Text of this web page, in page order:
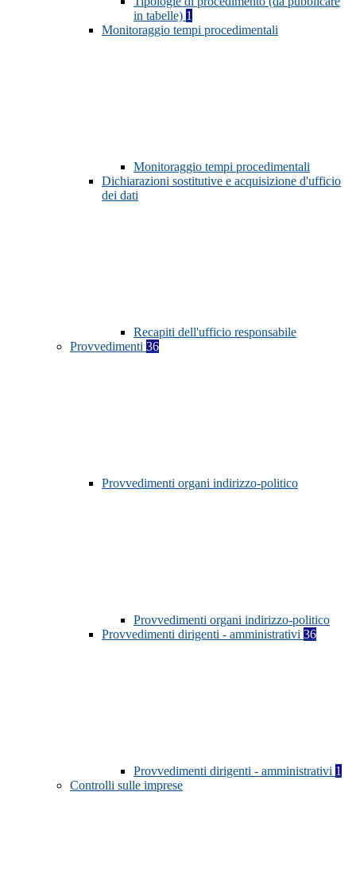
in tabelle) 1
Monitoraggio tempi procedimentali
Monitoraggio tempi procedimentali
Dichiarazioni sostitutive e acquisizione d'ufficio
dei dati
Recapiti dell'ufficio responsabile
Provvedimenti 36
Provvedimenti organi indirizzo-politico
Provvedimenti organi indirizzo-politico
Provvedimenti dirigenti - amministrativi 36
Provvedimenti dirigenti - amministrativi 1
Controlli sulle imprese